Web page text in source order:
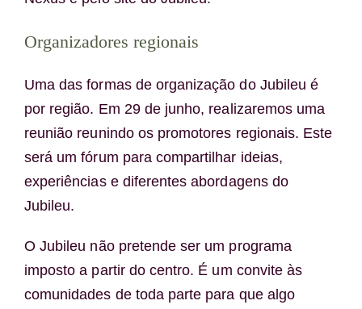
Organizadores regionais
Uma das formas de organização do Jubileu é
por região. Em 29 de junho, realizaremos uma
reunião reunindo os promotores regionais. Este
será um fórum para compartilhar ideias,
experiências e diferentes abordagens do
Jubileu.
O Jubileu não pretende ser um programa
imposto a partir do centro. É um convite às
comunidades de toda parte para que algo